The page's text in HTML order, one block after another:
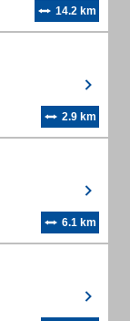
14.2 km
2.9 km
6.1 km